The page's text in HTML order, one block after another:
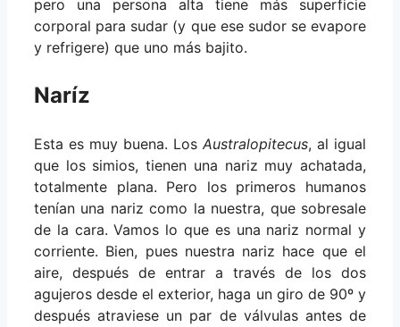
pero una persona alta tiene más superficie
corporal para sudar (y que ese sudor se evapore
y refrigere) que uno más bajito.
Naríz
Esta es muy buena. Los Australopitecus, al igual
que los simios, tienen una nariz muy achatada,
totalmente plana. Pero los primeros humanos
tenían una nariz como la nuestra, que sobresale
de la cara. Vamos lo que es una nariz normal y
corriente. Bien, pues nuestra nariz hace que el
aire, después de entrar a través de los dos
agujeros desde el exterior, haga un giro de 90º y
después atraviese un par de válvulas antes de